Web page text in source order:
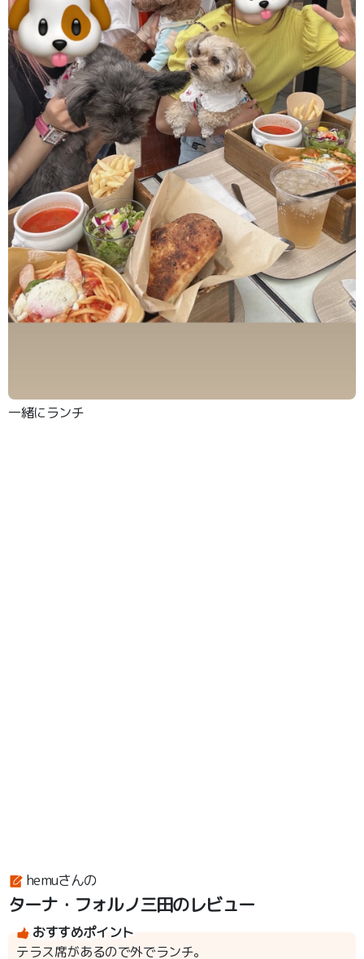
一緒にランチ
hemuさんの
ターナ・フォルノ三田のレビュー
おすすめポイント
テラス席があるので外でランチ。